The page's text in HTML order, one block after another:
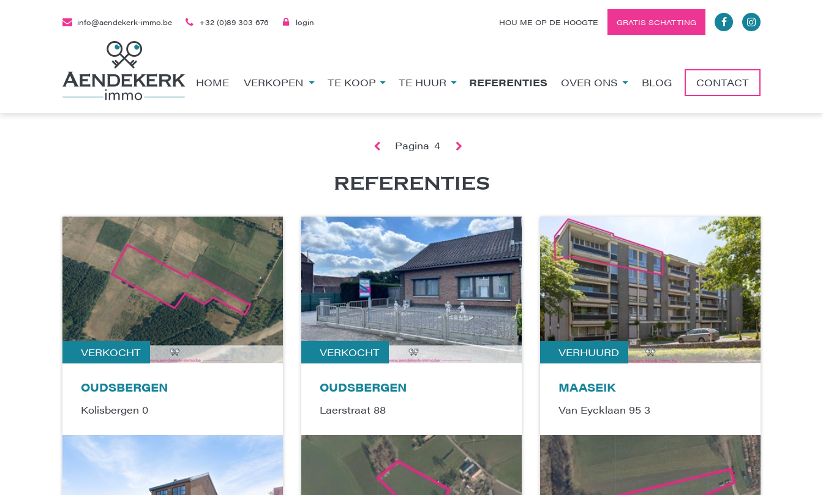
HOME VERKOPEN TE KOOP TE HUUR REFERENTIES OVER ONS BLOG CONTACT
info@aendekerk-immo.be +32 (0)89 303 676 login HOU ME OP DE HOOGTE GRATIS SCHATTING
Pagina 4
REFERENTIES
VERKOCHT
OUDSBERGEN
Kolisbergen 0
VERKOCHT
OUDSBERGEN
Laerstraat 88
VERHUURD
MAASEIK
Van Eycklaan 95 3